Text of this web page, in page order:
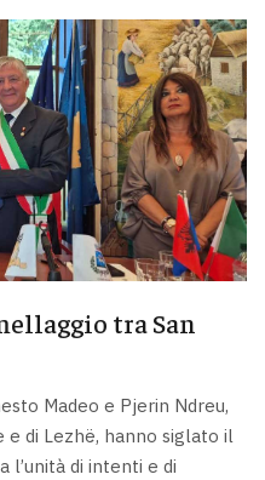
tra San
Madeo e Pjerin Ndreu,
e di Lezhë, hanno siglato il
l’unità di intenti e di